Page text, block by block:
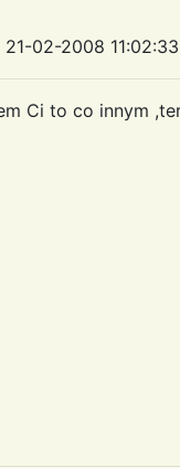
21-02-2008
Ci to co innym